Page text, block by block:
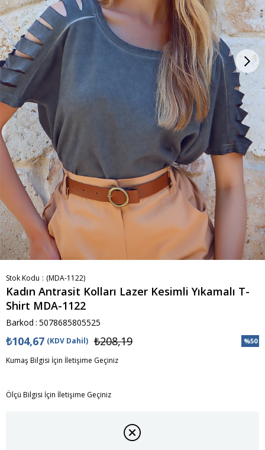
Stok Kodu (MDA-1122)
Kadın Antrasit Kolları Lazer Kesimli Yıkamalı T-
Shirt MDA-1122
Barkod : 5078685805525
%50
₺208,19
₺104,67 (KDV Dahil)
Kumaş Bilgisi İçin İletişime Geçiniz
Ölçü Bilgisi İçin İletişime Geçiniz